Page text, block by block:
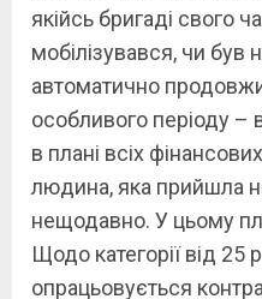
якійсь бригаді свого
мобілізувався, чи був
автоматично
особливого періоду –
в плані всіх
людина, яка прийшла
нещодавно. У цьому
Щодо категорії від 25
опрацьовується